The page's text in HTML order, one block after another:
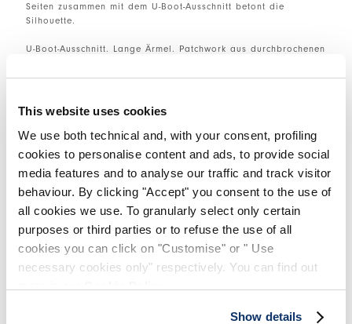
This website uses cookies
We use both technical and, with your consent, profiling
cookies to personalise content and ads, to provide social
media features and to analyse our traffic and track visitor
behaviour. By clicking "Accept" you consent to the use of
all cookies we use. To granularly select only certain
purposes or third parties or to refuse the use of all
cookies you can click on "Customise" or " Use
necessary cookies only" respectively. You can find out
Show details
Seiten zusammen mit dem U-Boot-Ausschnitt betont die
Silhouette.
U-Boot-Ausschnitt. Lange Ärmel. Patchwork aus durchbrochenen
Tragegefühl.
GRÖSSE & PASSFORM
EINZELHEITEN ZUM PRODUKT
Kantakte | Versand | Teilen